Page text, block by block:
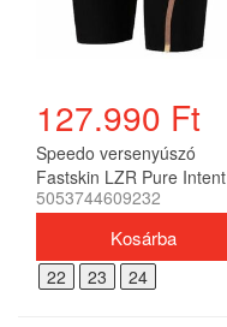
127.990 Ft
Speedo versenyúszó
Fastskin LZR Pure Intent
férfi
5053744609232
22 23 24